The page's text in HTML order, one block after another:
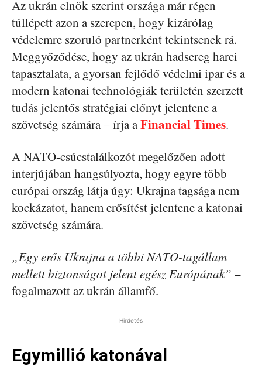
Az ukrán elnök szerint országa már régen
túllépett azon a szerepen, hogy kizárólag
védelemre szoruló partnerként tekintsenek rá.
Meggyőződése, hogy az ukrán hadsereg harci
tapasztalata, a gyorsan fejlődő védelmi ipar és a
modern katonai technológiák területén szerzett
tudás jelentős stratégiai előnyt jelentene a
szövetség számára – írja aFinancial Times.
A NATO-csúcstalálkozót megelőzően adott
interjújában hangsúlyozta, hogy egyre több
európai ország látja úgy: Ukrajna tagsága nem
kockázatot, hanem erősítést jelentene a katonai
szövetség számára.
„Egy erős Ukrajna a többi NATO-tagállam
mellett biztonságot jelent egész Európának” –
fogalmazott az ukrán államfő.
Hirdetés
Egymillió katonával